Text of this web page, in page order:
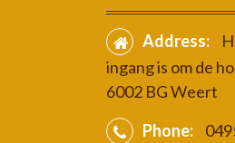
Address:
ingang is om de
6002 BG Weert
Phone: